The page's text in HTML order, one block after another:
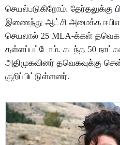
செயல்படுகிறோம். தேர்தலுக்கு
இணைந்து ஆட்சி அமைக்க
செயலால் 25 MLA-க்கள் தவெக
தள்ளப்பட்டோம். கடந்த 50
அதிமுகவினர் தவெகவுக்கு
குறிப்பிட்டுள்ளனர்.